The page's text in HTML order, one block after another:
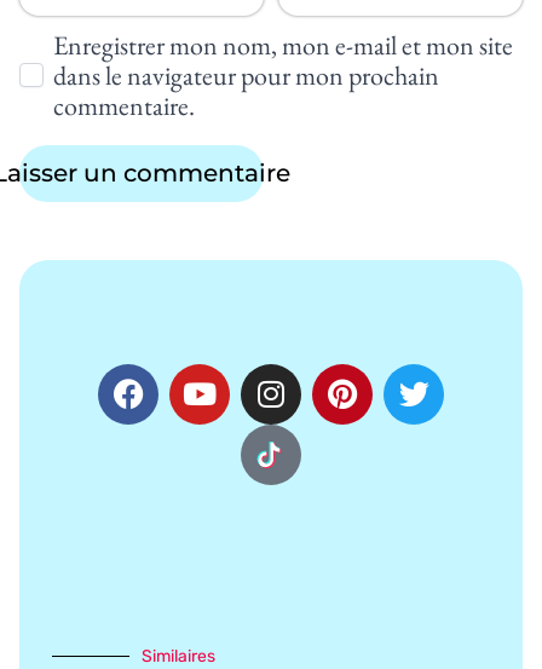
Enregistrer mon nom, mon e-mail et mon site
dans le navigateur pour mon prochain
commentaire.
Similaires